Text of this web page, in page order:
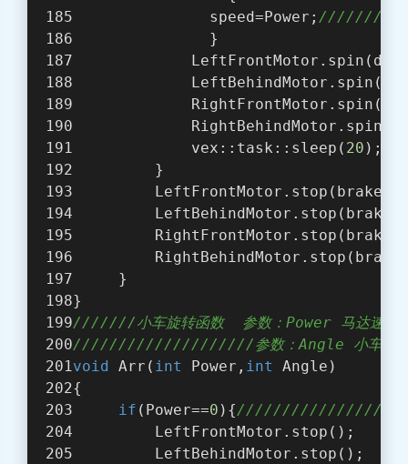
               speed=Power;
               }
             vex::task::sleep(
20 );
         }
     }
}
///////小车旋转函数  参数：Power 马达速度（
////////////////////参数：Angle 小车旋转
void
Arr( int Power, int
Angle)
{
if (Power==0 ){/////////////////////
         LeftFrontMotor.stop();
         LeftBehindMotor.stop();